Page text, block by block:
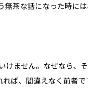
茶な話になった時に
ません。なぜなら、
ば、間違えなく前者で